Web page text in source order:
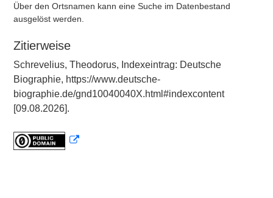
Über den Ortsnamen kann eine Suche im Datenbestand
ausgelöst werden.
Zitierweise
Schrevelius, Theodorus, Indexeintrag: Deutsche
Biographie, https://www.deutsche-
biographie.de/gnd10040040X.html#indexcontent
[09.08.2026].